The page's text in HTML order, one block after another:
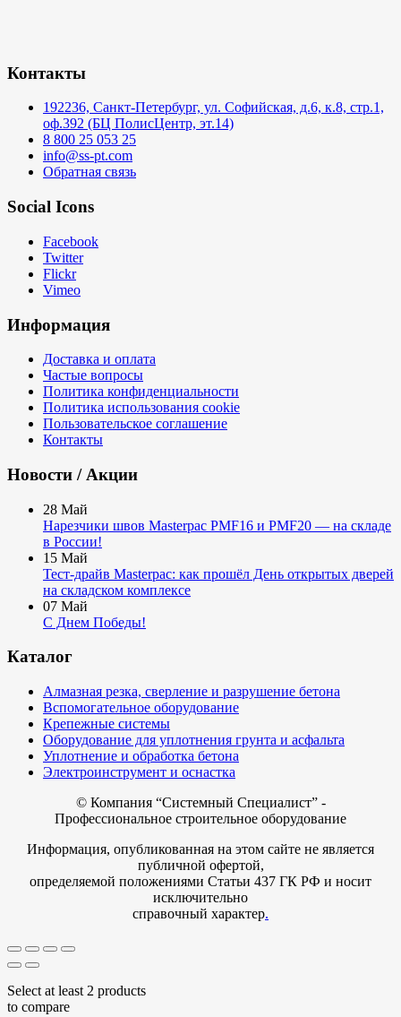
Контакты
192236, Санкт-Петербург, ул. Софийская, д.6, к.8, стр.1,
оф.392 (БЦ ПолисЦентр, эт.14)
8 800 25 053 25
info@ss-pt.com
Обратная связь
Social Icons
Facebook
Twitter
Flickr
Vimeo
Информация
Доставка и оплата
Частые вопросы
Политика конфиденциальности
Политика использования cookie
Пользовательское соглашение
Контакты
Новости / Акции
28 Май
Нарезчики швов Masterpac PMF16 и PMF20 — на складе
в России!
15 Май
Тест-драйв Masterpac: как прошёл День открытых дверей
на складском комплексе
07 Май
С Днем Победы!
Каталог
Алмазная резка, сверление и разрушение бетона
Вспомогательное оборудование
Крепежные системы
Оборудование для уплотнения грунта и асфальта
Уплотнение и обработка бетона
Электроинструмент и оснастка
© Компания “Системный Специалист” -
Профессиональное строительное оборудование
Информация, опубликованная на этом сайте не является
публичной офертой,
определяемой положениями Статьи 437 ГК РФ и носит
исключительно
справочный характер.
Select at least 2 products
to compare